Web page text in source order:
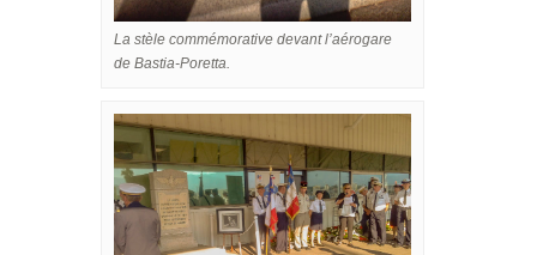
La stèle commémorative devant l’aérogare
de Bastia-Poretta.